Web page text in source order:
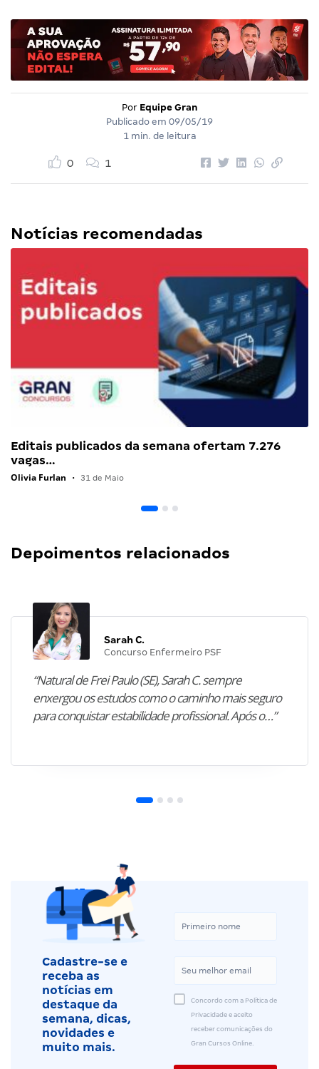
Por Equipe Gran
Publicado em 09/05/19
1 min. de leitura
0 1
Notícias recomendadas
Editais publicados da semana ofertam 7.276
vagas…
Olivia Furlan • 31 de Maio
Depoimentos relacionados
Sarah C.
Concurso Enfermeiro PSF
“Natural de Frei Paulo (SE), Sarah C. sempre
enxergou os estudos como o caminho mais seguro
para conquistar estabilidade profissional. Após o…”
Cadastre-se e
receba as
notícias em
destaque da
semana, dicas,
novidades e
muito mais.
Concordo com a Política de
Privacidade e aceito
receber comunicações do
Gran Cursos Online.